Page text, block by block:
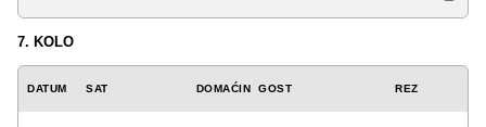
7. KOLO
DATUM SAT DOMAĆIN GOST REZ